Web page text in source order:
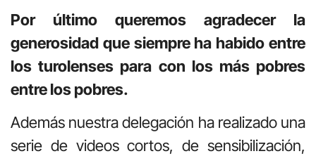
Por último queremos agradecer la
generosidad que siempre ha habido entre
los turolenses para con los más pobres
entre los pobres.
Además nuestra delegación ha realizado una
serie de videos cortos, de sensibilización,